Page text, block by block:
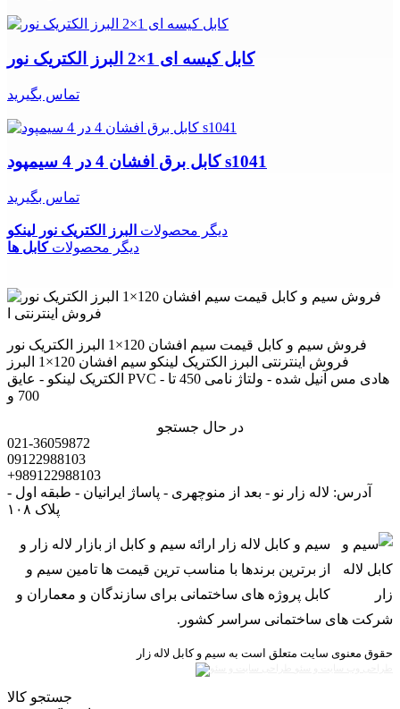
کابل کیسه ای 1×2 البرز الکتریک نور
تماس بگیرید
کابل برق افشان 4 در 4 سیمپود s1041
تماس بگیرید
دیگر محصولات البرز الکتریک نور لینکو
دیگر محصولاتکابل ها
فروش سیم و کابل قیمت سیم افشان 120×1 البرز الکتریک نور
فروش اینترنتی البرز الکتریک لینکو سیم افشان 120×1 البرز
الکتریک لینکو - عایق PVC - هادی مس آنیل شده - ولتاژ نامی 450 تا
700 و
در حال جستجو
021-36059872
09122988103
+989122988103
آدرس: لاله زار نو - بعد از منوچهری - پاساژ ایرانیان - طبقه اول -
پلاک ۱۰۸
سیم و کابل لاله زار ارائه سیم و کابل از بازار لاله زار و
از برترین برندها با مناسب ترین قیمت ها تامین سیم و
کابل پروژه های ساختمانی برای سازندگان و معماران و
شرکت های ساختمانی سراسر کشور.
حقوق معنوی سایت متعلق است به سیم و کابل لاله زار
جستجو کالا